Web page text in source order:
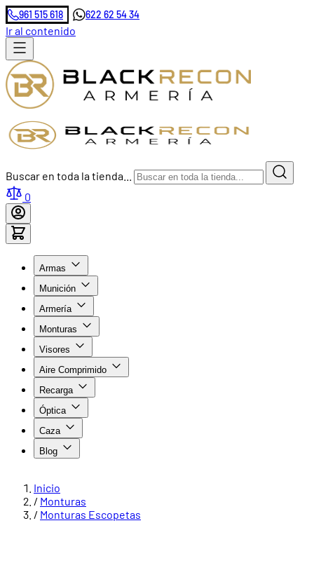
961 515 618 622 62 54 34
Ir al contenido
Buscar en toda la tienda...
0
Armas
Munición
Armería
Monturas
Visores
Aire Comprimido
Recarga
Óptica
Caza
Blog
Inicio
/ Monturas
/ Monturas Escopetas